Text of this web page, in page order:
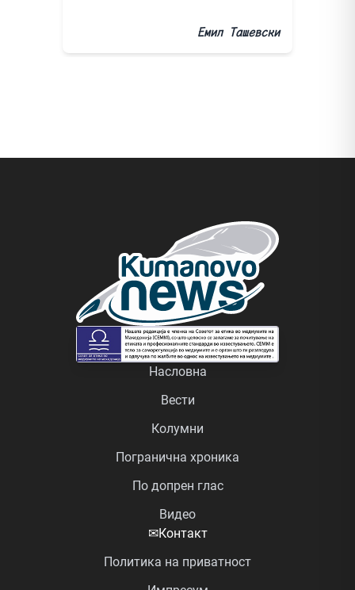
Емил Ташевски
Насловна
Вести
Колумни
Погранична хроника
По допрен глас
Видео
✉Контакт
Политика на приватност